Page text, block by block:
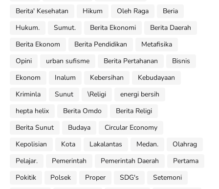
Berita' Kesehatan
Hikum Oleh Raga
Beria
Hukum.
Sumut. Berita Ekonomi
Berita Daerah
Berita Ekonom
Berita Pendidikan
Metafisika
Opini
urban sufisme Berita Pertahanan
Bisnis
Ekonom
Inalum Kebersihan
Kebudayaan
Kriminla
Sunut \Religi
energi bersih
hepta helix
Berita Omdo
Berita Religi
Berita Sunut
Budaya
Circular Economy
Kepolisian
Kota Lakalantas Medan.
Olahrag
Pelajar.
Pemerintah Pemerintah Daerah
Pertama
Pokitik
Polsek Proper SDG's
Setemoni